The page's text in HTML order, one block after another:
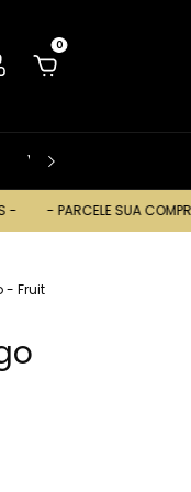
0
Ver Tudo
- PARCELE SUA COMPRA
- Fruit